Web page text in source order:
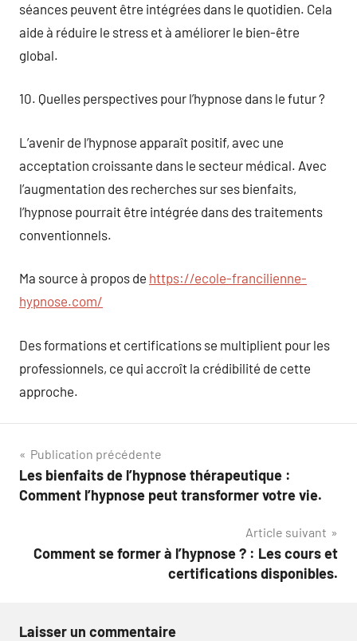
séances peuvent être intégrées dans le quotidien. Cela
aide à réduire le stress et à améliorer le bien-être
global.
10. Quelles perspectives pour l’hypnose dans le futur ?
L’avenir de l’hypnose apparaît positif, avec une
acceptation croissante dans le secteur médical. Avec
l’augmentation des recherches sur ses bienfaits,
l’hypnose pourrait être intégrée dans des traitements
conventionnels.
Ma source à propos de https://ecole-francilienne-
hypnose.com/
Des formations et certifications se multiplient pour les
professionnels, ce qui accroît la crédibilité de cette
approche.
Navigation
de
Publication précédente
Les bienfaits de l’hypnose thérapeutique :
Comment l’hypnose peut transformer votre vie.
Article suivant
Comment se former à l’hypnose ? : Les cours et
certifications disponibles.
Laisser un commentaire